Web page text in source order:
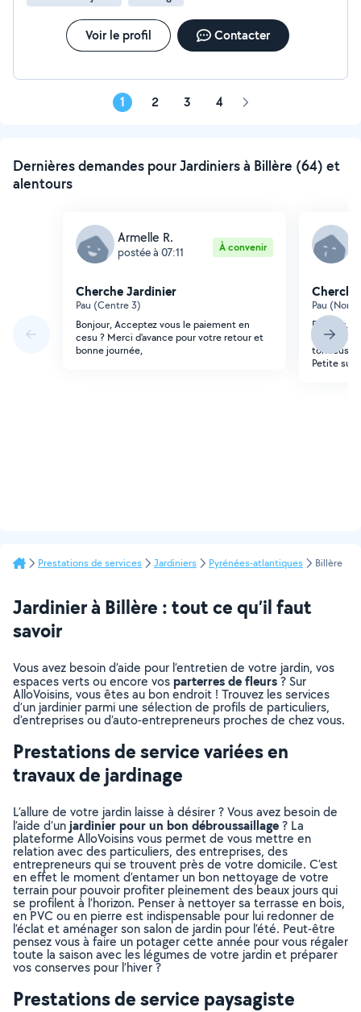
Voir le profil Contacter
1 2 3 4 Page
Dernières demandes pour Jardiniers à Billère (64) et
alentours
Armelle R.
postée à 07:11 À convenir
Cherche Jardinier
Pau (Centre 3)
Bonjour, Acceptez vous le paiement en
cesu ? Merci d'avance pour votre retour et
bonne journée,
Pau (Nord
Bonjour,
tondeuse
Petite
Prestations de services Jardiniers Pyrénées-atlantiques Billère
Jardinier à Billère : tout ce qu’il faut
savoir
Vous avez besoin d’aide pour l’entretien de votre jardin, vos
espaces verts ou encore vosparterres de fleurs? Sur
AlloVoisins, vous êtes au bon endroit ! Trouvez les services
d’un jardinier parmi une sélection de profils de particuliers,
d’entreprises ou d’auto-entrepreneurs proches de chez vous.
Prestations de service variées en
travaux de jardinage
L’allure de votre jardin laisse à désirer ? Vous avez besoin de
l’aide d’unjardinier pour un bon débroussaillage? La
plateforme AlloVoisins vous permet de vous mettre en
relation avec des particuliers, des entreprises, des
entrepreneurs qui se trouvent près de votre domicile. C’est
en effet le moment d’entamer un bon nettoyage de votre
terrain pour pouvoir profiter pleinement des beaux jours qui
se profilent à l’horizon. Penser à nettoyer sa terrasse en bois,
en PVC ou en pierre est indispensable pour lui redonner de
l’éclat et aménager son salon de jardin pour l’été. Peut-être
pensez vous à faire un potager cette année pour vous régaler
toute la saison avec les légumes de votre jardin et préparer
vos conserves pour l’hiver ?
Prestations de service paysagiste